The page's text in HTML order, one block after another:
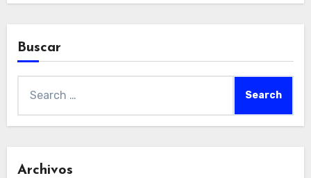
Buscar
for:
Archivos